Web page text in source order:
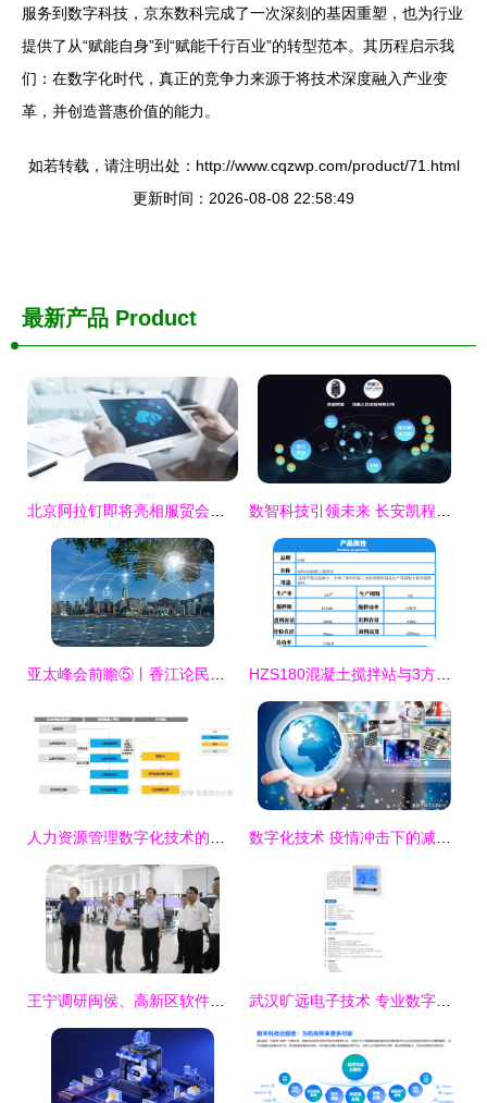
服务到数字科技，京东数科完成了一次深刻的基因重塑，也为行业
提供了从“赋能自身”到“赋能千行百业”的转型范本。其历程启示我
们：在数字化时代，真正的竞争力来源于将技术深度融入产业变
革，并创造普惠价值的能力。
如若转载，请注明出处：http://www.cqzwp.com/product/71.html
更新时间：2026-08-08 22:58:49
最新产品 Product